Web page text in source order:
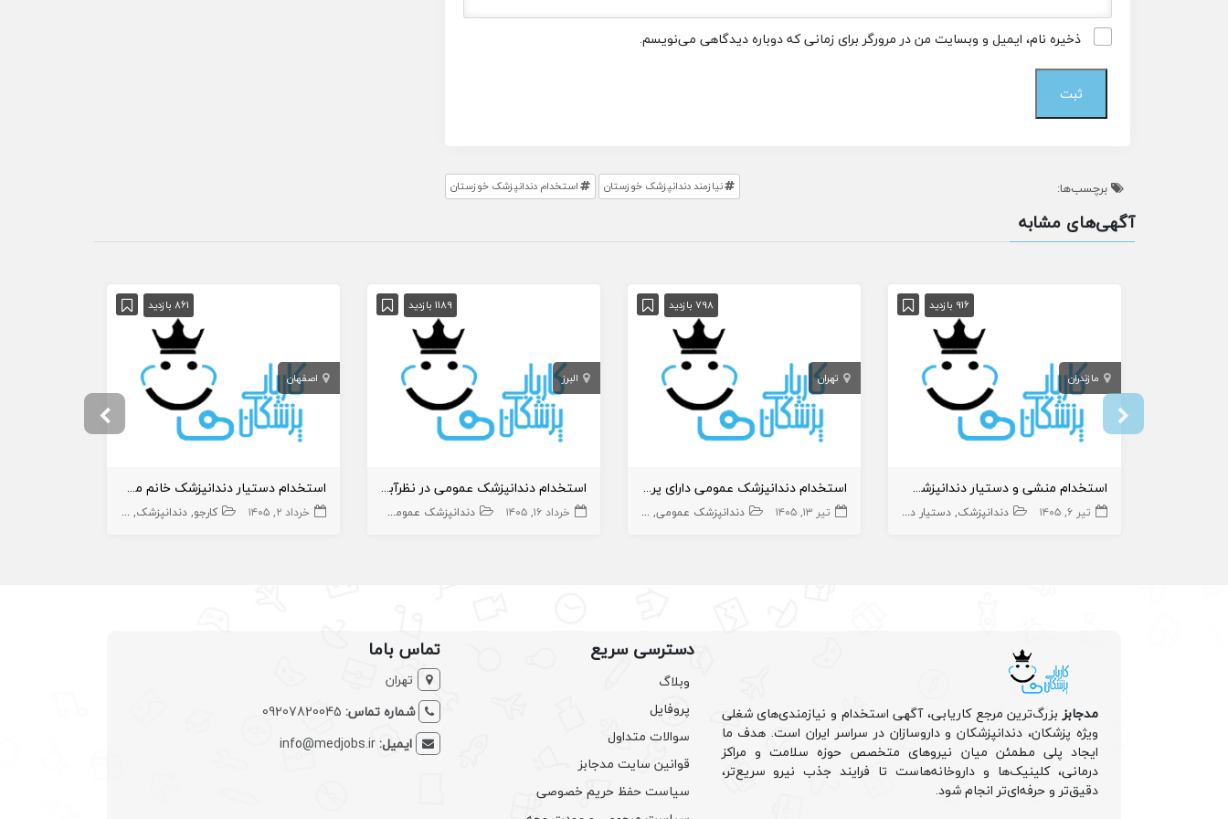
ذخیره نام، ایمیل و وبسایت من در مرورگر برای زمانی که دوباره دیدگاهی می‌نویسم.
برچسب‌ها: نیازمند دندانپزشک خوزستان استخدام دندانپزشک خوزستان
آگهی‌های مشابه
916 بازدید
مازندران
استخدام منشی و دستیار دندانپزشک در کلینیک
تیر ۶, ۱۴۰۵ دندانپزشک دستیار دنداپزشک منشی،اپراتور،دستیار
798 بازدید
تهران
استخدام دندانپزشک عمومی دارای پروانه تهران
تیر ۱۳, ۱۴۰۵ دندانپزشک عمومی دندانپزشک
1189 بازدید
البرز
استخدام دندانپزشک عمومی در نظرآباد
خرداد ۱۶, ۱۴۰۵ دندانپزشک عمومی
861 بازدید
اصفهان
استخدام دستیار دندانپزشک خانم مجرد با سابقه کار
خرداد ۲, ۱۴۰۵ کارجو دندانپزشک دستیار دنداپزشک
مدجابزبزرگ‌ترین مرجع کاریابی، آگهی استخدام و نیازمندی‌های شغلی
ویژه پزشکان، دندانپزشکان و داروسازان در سراسر ایران است. هدف ما
ایجاد پلی مطمئن میان نیروهای متخصص حوزه سلامت و مراکز
درمانی، کلینیک‌ها و داروخانه‌هاست تا فرایند جذب نیرو سریع‌تر،
دقیق‌تر و حرفه‌ای‌تر انجام شود.
دسترسی سریع
وبلاگ
پروفایل
سوالات متداول
قوانین سایت مدجابز
سیاست حفظ حریم خصوصی
تماس باما
تهران
شماره تماس: 09207820045
ایمیل:info@medjobs.ir